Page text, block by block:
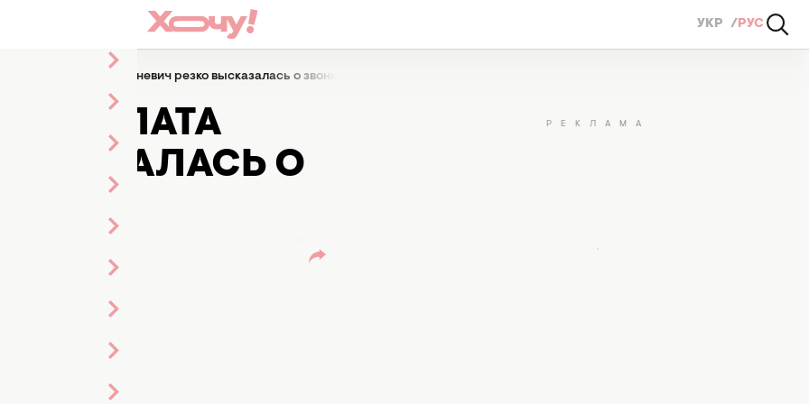
УКР РУС
бы трубку": Злата Огневич резко высказалась о звонке от Зеленского
ЗЛАТА
О